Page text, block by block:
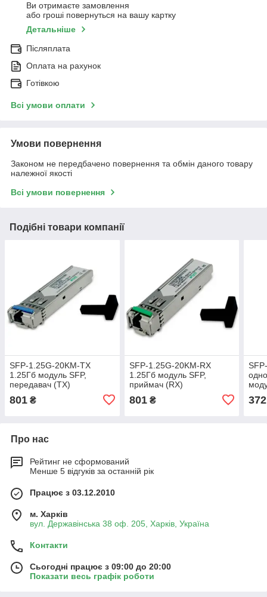
Ви отримаєте замовлення
або гроші повернуться на вашу картку
Детальніше
Післяплата
Оплата на рахунок
Готівкою
Всі умови оплати
Умови повернення
Законом не передбачено повернення та обмін даного товару
належної якості
Всі умови повернення
Подібні товари компанії
SFP-1.25G-20KM-TX
1.25Гб модуль SFP,
передавач (TX)
801 ₴
SFP-1.25G-20KM-RX
1.25Гб модуль SFP,
приймач (RX)
801₴ 372
Про нас
Рейтинг не сформований
Менше 5 відгуків за останній рік
Працює з 03.12.2010
м. Харків
вул. Державінська 38 оф. 205, Харків, Україна
Контакти
Сьогодні працює з 09:00 до 20:00
Показати весь графік роботи